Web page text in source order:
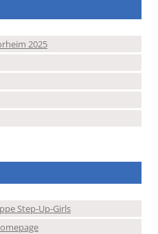
2025
Step-Up-Girls